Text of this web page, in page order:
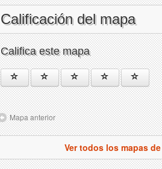
Calificación del mapa
Califica este mapa
Mapa anterior
Ver todos los mapas